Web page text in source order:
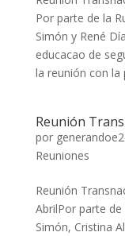
Por parte de la
Simón y René
educacao de
la reunión con la
Reunión
por
Reuniones
Reunión
AbrilPor parte
Simón, Cristina